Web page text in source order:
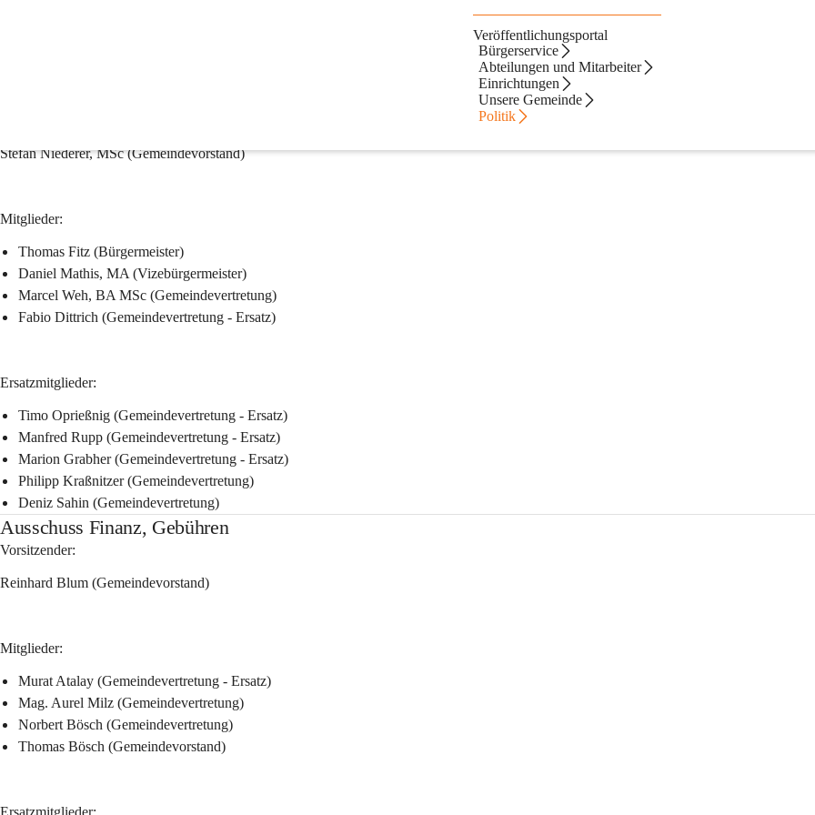
Veröffentlichungsportal
Bürgerservice
Abteilungen und Mitarbeiter
Einrichtungen
Unsere Gemeinde
Politik
Stefan Niederer, MSc (Gemeindevorstand)
Mitglieder:
Thomas Fitz (Bürgermeister)
Daniel Mathis, MA (Vizebürgermeister)
Marcel Weh, BA MSc (Gemeindevertretung)
Fabio Dittrich (Gemeindevertretung - Ersatz)
Ersatzmitglieder:
Timo Oprießnig (Gemeindevertretung - Ersatz)
Manfred Rupp (Gemeindevertretung - Ersatz)
Marion Grabher (Gemeindevertretung - Ersatz)
Philipp Kraßnitzer (Gemeindevertretung)
Deniz Sahin (Gemeindevertretung)
Ausschuss Finanz, Gebühren
Vorsitzender:
Reinhard Blum (Gemeindevorstand)
Mitglieder:
Murat Atalay (Gemeindevertretung - Ersatz)
Mag. Aurel Milz (Gemeindevertretung)
Norbert Bösch (Gemeindevertretung)
Thomas Bösch (Gemeindevorstand)
Ersatzmitglieder: